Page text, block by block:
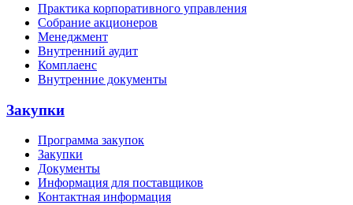
Практика корпоративного управления
Собрание акционеров
Менеджмент
Внутренний аудит
Комплаенс
Внутренние документы
Закупки
Программа закупок
Закупки
Документы
Информация для поставщиков
Контактная информация